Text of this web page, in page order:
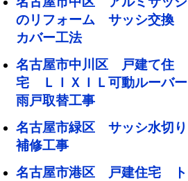
のリフォーム サッシ交換
カバー工法
名古屋市中川区 戸建て住
宅 ＬＩＸＩＬ可動ルーバー
雨戸取替工事
名古屋市緑区 サッシ水切り
補修工事
名古屋市港区 戸建住宅 ト